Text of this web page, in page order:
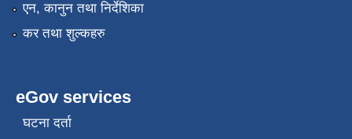
एन, कानुन तथा निर्देशिका
कर तथा शुल्कहरु
eGov services
घटना दर्ता